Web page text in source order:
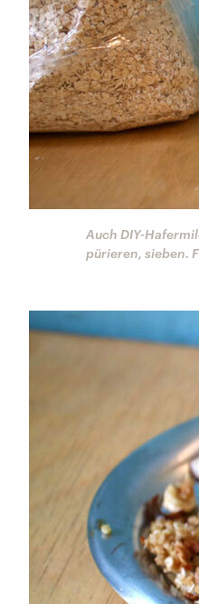
Auch DIY-
pürieren, sieben.